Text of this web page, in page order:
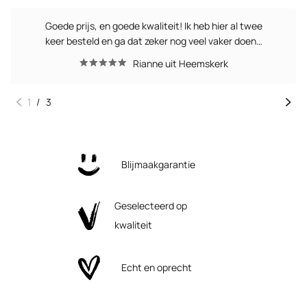
Goede prijs, en goede kwaliteit! Ik heb hier al twee
keer besteld en ga dat zeker nog veel vaker doen…
Rianne uit Heemskerk
1 / 3
Blijmaakgarantie
Geselecteerd op
kwaliteit
Echt en oprecht